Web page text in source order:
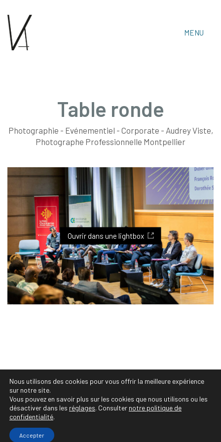
MENU
Table ronde
Photographie - Evénementiel - Corporate - Audrey Viste,
Photographe Professionnelle Montpellier
Ouvrir dans une lightbox
Audrey Viste, Photographe Professionnelle
Tél : 06 15 30 14 06 • Email :
audrey.viste[@]photographe-montpellier.co
https://photographe-montpellier.co• Audrey
Viste, Photographe Professionnelle Montpellier :
photographe festivals, concerts, évènements
culturels, vente et tirages personnalisés, projets
et séries photos, portraits photo, shooting photo,
book photo, photographe de mariages,
photographe corporate, entreprise, famille,
photos de mariés, grossesse, naissance, bébés,
photographe sportif et animalier, immobilier,
reportage
© Copyright 2020 Audrey Viste, Photographe
Professionnelle Montpellier • https://photographe-
montpellier.co • Tous droits réservés
Nous utilisons des cookies pour vous offrir la meilleure expérience
sur notre site.
Vous pouvez en savoir plus sur les cookies que nous utilisons ou les
désactiver dans les réglages. Consulter notre politique de
confidentialité.
Accepter